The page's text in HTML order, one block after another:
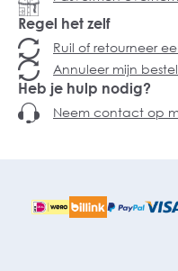
Regel het zelf
Ruil of retourneer
Annuleer mijn
Heb je hulp nodig?
Neem contact op